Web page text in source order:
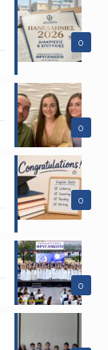
0
0
0
0